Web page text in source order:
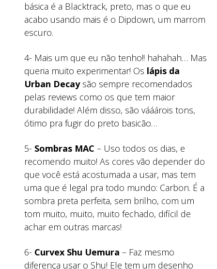
básica é a Blacktrack, preto, mas o que eu
acabo usando mais é o Dipdown, um marrom
escuro.
4- Mais um que eu não tenho!! hahahah… Mas
queria muito experimentar! Os lápis da
Urban Decaysão sempre recomendados
pelas reviews como os que tem maior
durabilidade! Além disso, são vááárois tons,
ótimo pra fugir do preto basicão…
5- Sombras MAC – Uso todos os dias, e
recomendo muito! As cores vão depender do
que você está acostumada a usar, mas tem
uma que é legal pra todo mundo: Carbon. É a
sombra preta perfeita, sem brilho, com um
tom muito, muito, muito fechado, difícil de
achar em outras marcas!
6- Curvex Shu Uemura – Faz mesmo
diferença usar o Shu! Ele tem um desenho